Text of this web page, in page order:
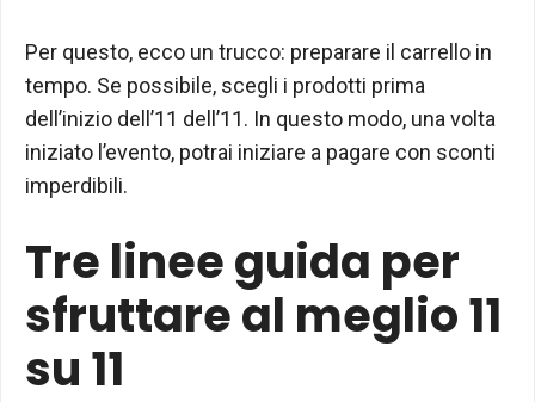
Per questo, ecco un trucco: preparare il carrello in
tempo. Se possibile, scegli i prodotti prima
dell’inizio dell’11 dell’11. In questo modo, una volta
iniziato l’evento, potrai iniziare a pagare con sconti
imperdibili.
Tre linee guida per
sfruttare al meglio 11
su 11